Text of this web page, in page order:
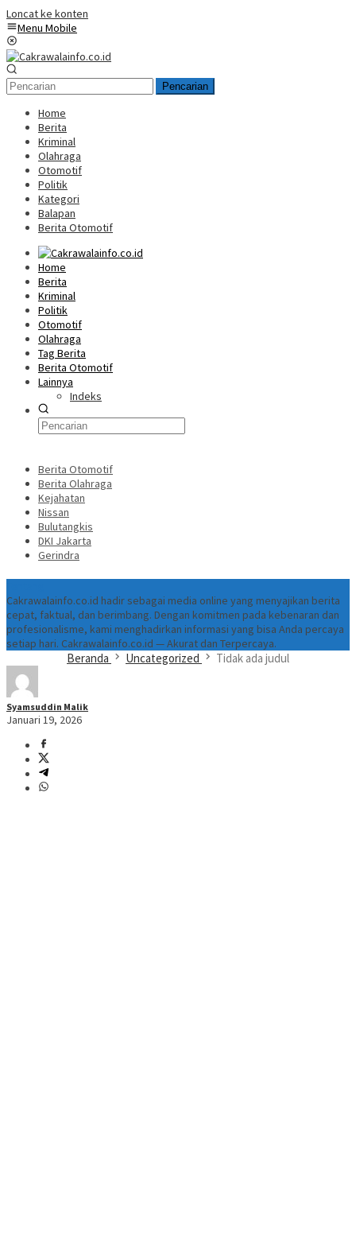
Loncat ke konten
Menu Mobile
Pencarian
Home
Berita
Kriminal
Olahraga
Otomotif
Politik
Kategori
Balapan
Berita Otomotif
Home
Berita
Kriminal
Politik
Otomotif
Olahraga
Tag Berita
Berita Otomotif
Lainnya
Indeks
Berita Otomotif
Berita Olahraga
Kejahatan
Nissan
Bulutangkis
DKI Jakarta
Gerindra
Cakrawalainfo.co.id hadir sebagai media online yang menyajikan berita
cepat, faktual, dan berimbang. Dengan komitmen pada kebenaran dan
profesionalisme, kami menghadirkan informasi yang bisa Anda percaya
setiap hari. Cakrawalainfo.co.id — Akurat dan Terpercaya.
Beranda Uncategorized Tidak ada judul
Syamsuddin Malik
Januari 19, 2026